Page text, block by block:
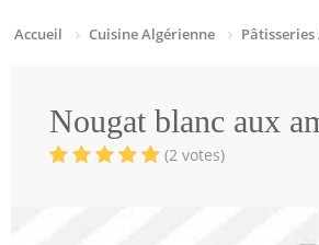
Accueil Cuisine Algérienne
Nougat blanc aux
(2 votes)